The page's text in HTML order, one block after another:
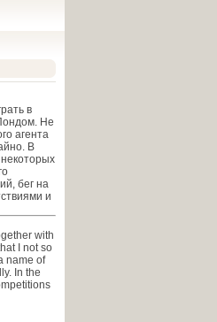
в
Не
агента
В
бег на
и
with
I not so
name of
In the